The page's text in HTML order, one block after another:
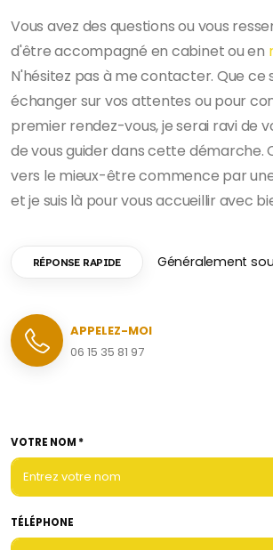
Vous avez des questions ou vous
d'être accompagné en cabinet ou en
N'hésitez pas à me contacter. Que ce
échanger sur vos attentes ou pour
premier rendez-vous, je serai ravi de
de vous guider dans cette démarche.
vers le mieux-être commence par
et je suis là pour vous accueillir avec
RÉPONSE RAPIDE Généralement
APPELEZ-MOI
06 15 35 81 97
VOTRE NOM *
TÉLÉPHONE